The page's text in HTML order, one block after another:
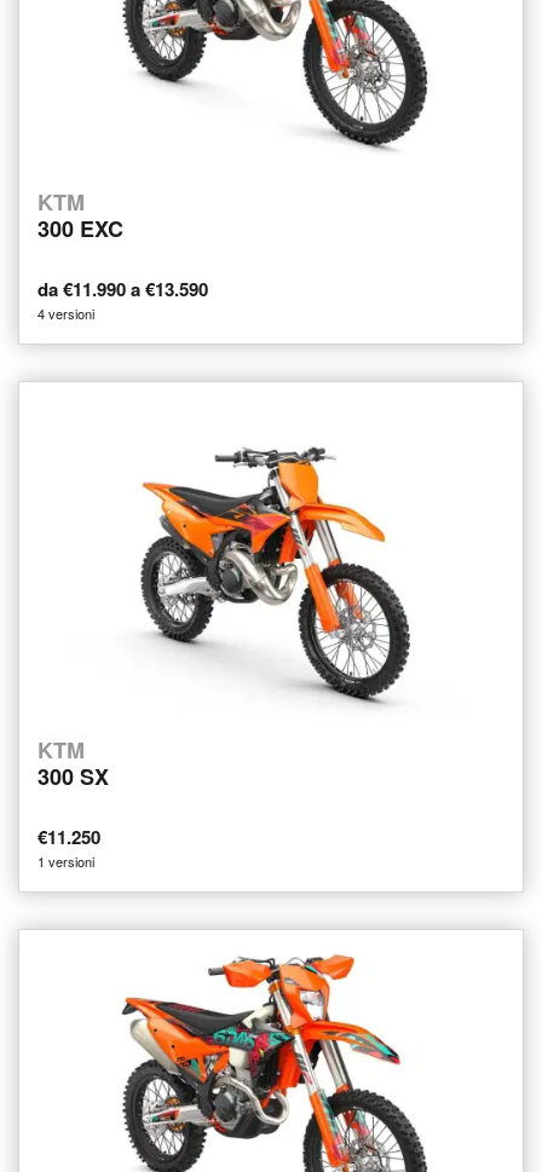
KTM
300 EXC
da €11.990 a €13.590
4 versioni
KTM
300 SX
€11.250
1 versioni